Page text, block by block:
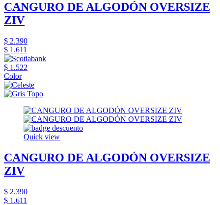
CANGURO DE ALGODÓN OVERSIZE
ZIV
$ 2.390
$ 1.611
$ 1.522
Color
Quick view
CANGURO DE ALGODÓN OVERSIZE
ZIV
$ 2.390
$ 1.611